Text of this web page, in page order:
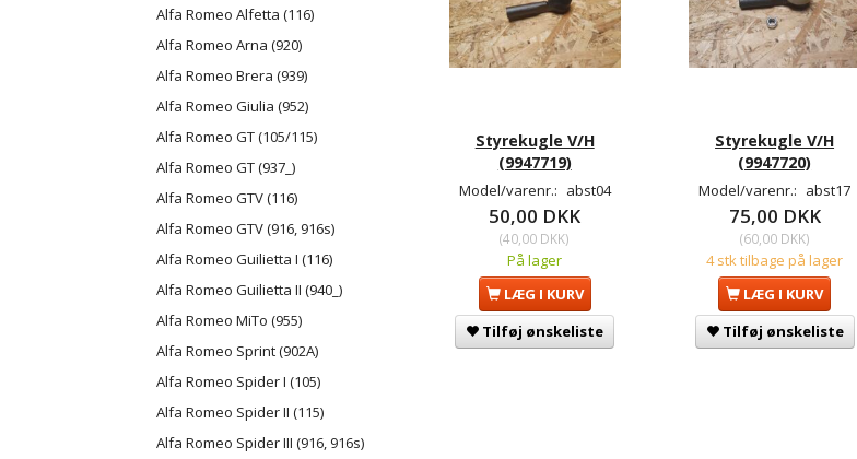
Alfa Romeo Alfetta (116)
Alfa Romeo Arna (920)
Alfa Romeo Brera (939)
Alfa Romeo Giulia (952)
Alfa Romeo GT (105/115)
Alfa Romeo GT (937_)
Alfa Romeo GTV (116)
Alfa Romeo GTV (916, 916s)
Alfa Romeo Guilietta I (116)
Alfa Romeo Guilietta II (940_)
Alfa Romeo MiTo (955)
Alfa Romeo Sprint (902A)
Alfa Romeo Spider I (105)
Alfa Romeo Spider II (115)
Alfa Romeo Spider III (916, 916s)
Styrekugle V/H
(9947719)
Model/varenr.: abst04
50,00 DKK
(40,00 DKK)
På lager
LÆG I KURV
Tilføj ønskeliste
Styrekugle V/H
(9947720)
Model/varenr.: abst17
75,00 DKK
(60,00 DKK)
4 stk tilbage på lager
LÆG I KURV
Tilføj ønskeliste